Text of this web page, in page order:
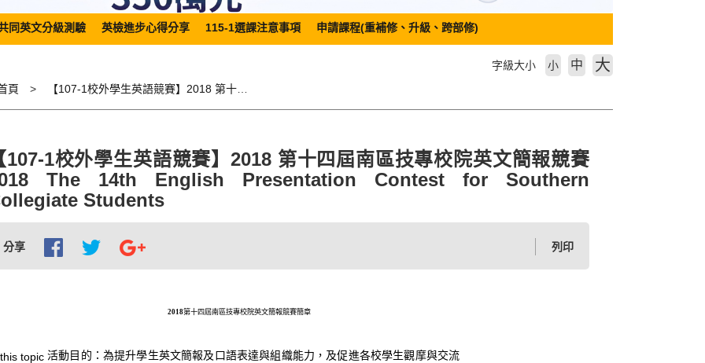
同英文分級測驗 英檢進步心得分享 115-1選課注意事項 申請課程(重補修、升級、跨部修)
頁
字級大小 小 中 大
107-1校外學生英語競賽】2018 第十四屆南區技專校院英文簡報競賽
The 14th English Presentation Contest for Southern
Students
分享 列印
2018第十四屆南區技專校院英文簡報競賽簡章
活動目的： 為提升學生英文簡報及口語表達與組織能力，及促進各校學生觀摩與交流